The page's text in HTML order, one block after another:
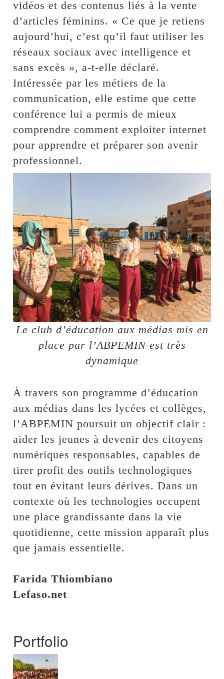
vidéos et des contenus liés à la vente
d’articles féminins. « Ce que je retiens
aujourd’hui, c’est qu’il faut utiliser les
réseaux sociaux avec intelligence et
sans excès », a-t-elle déclaré.
Intéressée par les métiers de la
communication, elle estime que cette
conférence lui a permis de mieux
comprendre comment exploiter internet
pour apprendre et préparer son avenir
professionnel.
Le club d’éducation aux médias mis en
place par l’ABPEMIN est très
dynamique
‎À travers son programme d’éducation
aux médias dans les lycées et collèges,
l’ABPEMIN poursuit un objectif clair :
aider les jeunes à devenir des citoyens
numériques responsables, capables de
tirer profit des outils technologiques
tout en évitant leurs dérives. Dans un
contexte où les technologies occupent
une place grandissante dans la vie
quotidienne, cette mission apparaît plus
que jamais essentielle.
‎Farida Thiombiano
‎Lefaso.net
Portfolio